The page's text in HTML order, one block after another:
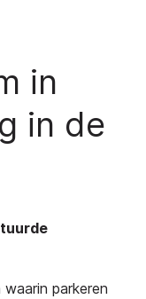
in
in de
parkeren